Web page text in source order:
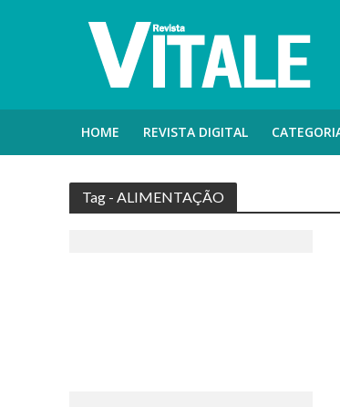
HOME REVISTA DIGITAL
Tag - ALIMENTAÇÃO